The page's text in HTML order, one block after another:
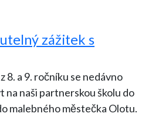
zážitek s
8. a 9. ročníku se nedávno
na naši partnerskou školu do
malebného městečka Olotu.